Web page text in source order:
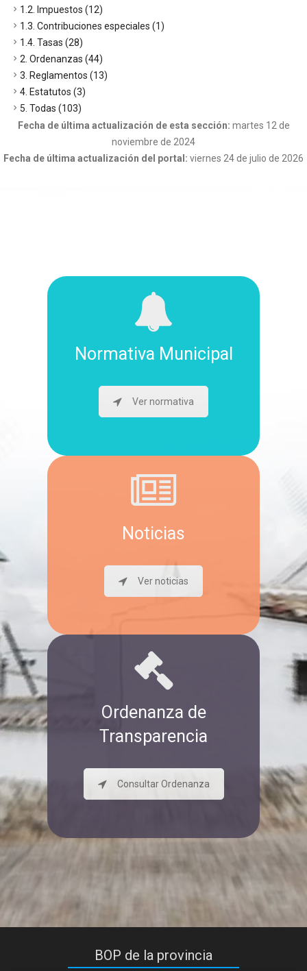
1.2. Impuestos (12)
1.3. Contribuciones especiales (1)
1.4. Tasas (28)
2. Ordenanzas (44)
3. Reglamentos (13)
4. Estatutos (3)
5. Todas (103)
Fecha de última actualización de esta sección: martes 12 de
noviembre de 2024
Fecha de última actualización del portal: viernes 24 de julio de 2026
Normativa Municipal
Ver normativa
Noticias
Ver noticias
Ordenanza de
Transparencia
Consultar Ordenanza
BOP de la provincia